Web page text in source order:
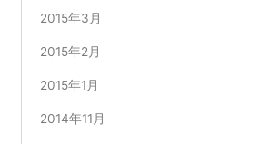
2015年3月
2015年2月
2015年1月
2014年11月